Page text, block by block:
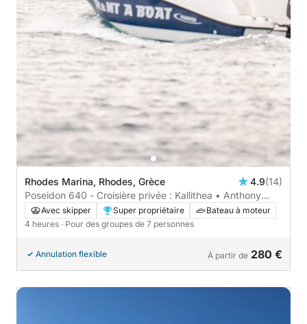
Rhodes Marina, Rhodes, Grèce 4.9(14)
Poseidon 640 - Croisière privée : Kallithea • Anthony
Quinn • Grottes de Traganou
Avec skipper Super propriétaire
Bateau à moteur
4 heures · Pour des groupes de 7 personnes
Annulation flexible À partir de 280 €